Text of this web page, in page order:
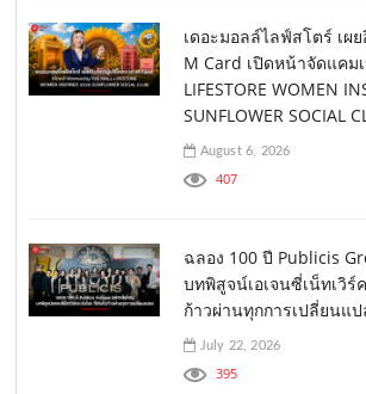
เดอะมอลล์ไลฟ์สโตร์ เผ
M Card เปิดหน้าจัดแคม
LIFESTORE WOMEN
SUNFLOWER SOCIAL
August 6, 2026
407
ฉลอง 100 ปี Publicis
บทพิสูจน์เอเจนซี่เน็ทเวิร์
ก้าวผ่านทุกการเปลี่ยนแป
July 22, 2026
395